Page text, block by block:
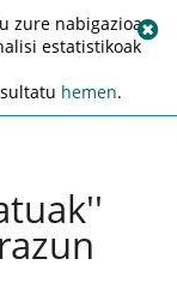
zure nabigazioa
estatistikoak
hemen.